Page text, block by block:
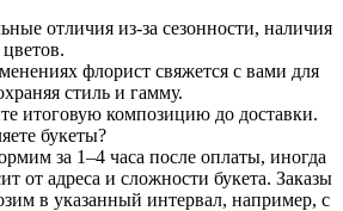
отличия из-за сезонности, наличия
флорист свяжется с вами для
стиль и гамму.
итоговую композицию до доставки.
букеты?
за 1–4 часа после оплаты, иногда
от адреса и сложности букета. Заказы
в указанный интервал, например, с